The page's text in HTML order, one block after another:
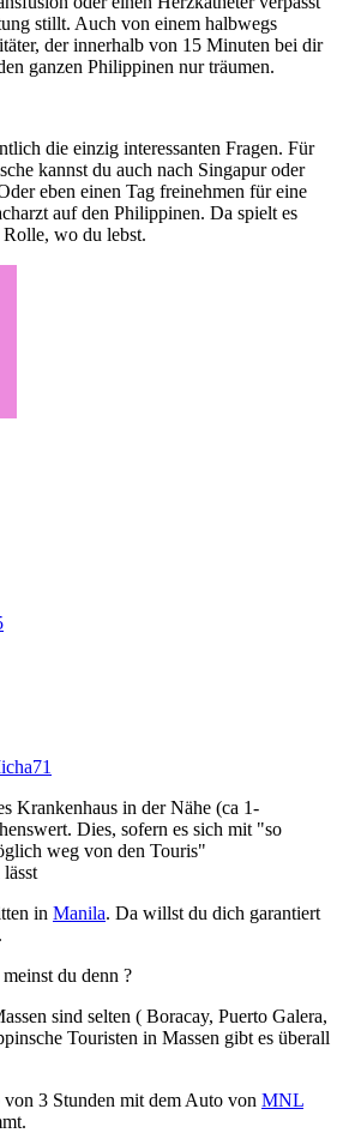
stillt. Auch von einem halbwegs
der innerhalb von 15 Minuten bei dir
ganzen Philippinen nur träumen.
die einzig interessanten Fragen. Für
kannst du auch nach Singapur oder
eben einen Tag freinehmen für eine
auf den Philippinen. Da spielt es
Rolle, wo du lebst.
Krankenhaus in der Nähe (ca 1-
Dies, sofern es sich mit "so
weg von den Touris"
in Manila. Da willst du dich garantiert
du denn ?
sind selten ( Boracay, Puerto Galera,
Touristen in Massen gibt es überall
3 Stunden mit dem Auto von MNL